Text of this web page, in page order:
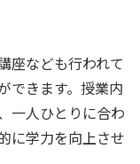
座なども行われて
できます。授業内
一人ひとりに合わ
に学力を向上させ